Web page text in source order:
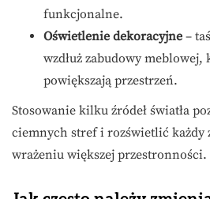
funkcjonalne.
Oświetlenie dekoracyjne –
wzdłuż zabudowy
powiększają przestrzeń.
Stosowanie kilku źródeł światła
ciemnych stref i rozświetlić każdy
wrażeniu większej przestronności.